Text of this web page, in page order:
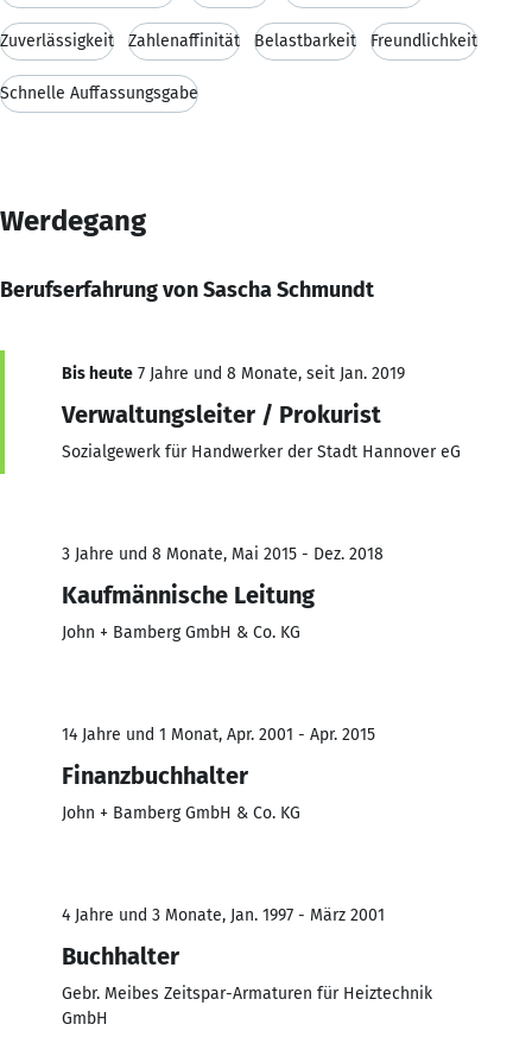
Zuverlässigkeit Zahlenaffinität Belastbarkeit Freundlichkeit
Schnelle Auffassungsgabe
Werdegang
Berufserfahrung von Sascha Schmundt
Bis heute 7 Jahre und 8 Monate, seit Jan. 2019
Verwaltungsleiter / Prokurist
Sozialgewerk für Handwerker der Stadt Hannover eG
3 Jahre und 8 Monate, Mai 2015 - Dez. 2018
Kaufmännische Leitung
John + Bamberg GmbH & Co. KG
14 Jahre und 1 Monat, Apr. 2001 - Apr. 2015
Finanzbuchhalter
John + Bamberg GmbH & Co. KG
4 Jahre und 3 Monate, Jan. 1997 - März 2001
Buchhalter
Gebr. Meibes Zeitspar-Armaturen für Heiztechnik
GmbH